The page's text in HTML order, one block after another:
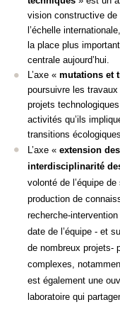
vision constructive
l’échelle
la place plus
centrale aujourd’hui.
L’axe « mutations et
poursuivre les
projets
activités qu’ils
transitions
L’axe « extension
interdisciplinarité
volonté de l’équipe
production de
recherche-
date de l’équipe - et
de nombreux projets-
complexes,
est également une
laboratoire qui